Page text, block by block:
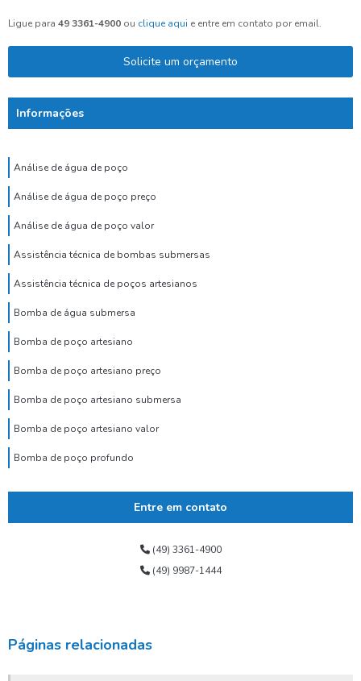
Ligue para 49 3361-4900 ou clique aqui e entre em contato por email.
Solicite um orçamento
Informações
Análise de água de poço
Análise de água de poço preço
Análise de água de poço valor
Assistência técnica de bombas submersas
Assistência técnica de poços artesianos
Bomba de água submersa
Bomba de poço artesiano
Bomba de poço artesiano preço
Bomba de poço artesiano submersa
Bomba de poço artesiano valor
Bomba de poço profundo
Bomba dosadora de cloro para poço artesiano
Bomba submersa alta vazão
Entre em contato
(49) 3361-4900
(49) 9987-1444
Páginas relacionadas